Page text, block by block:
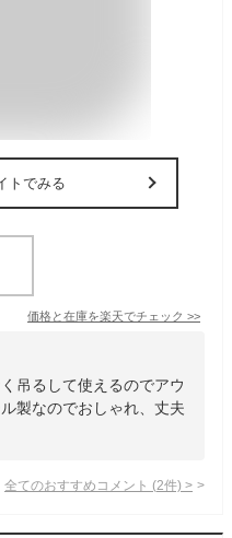
トでみる
価格と在庫を楽天でチェック >>
吊るして使えるのでアウ
製なのでおしゃれ、丈夫
全てのおすすめコメント (2件) >